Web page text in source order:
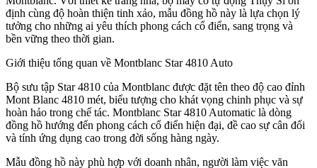
định cùng độ hoàn thiện tinh xảo, mẫu đồng hồ này là lựa chọn lý
tưởng cho những ai yêu thích phong cách cổ điển, sang trọng và
bền vững theo thời gian.
Giới thiệu tổng quan về Montblanc Star 4810 Auto
Bộ sưu tập Star 4810 của Montblanc được đặt tên theo độ cao đỉnh
Mont Blanc 4810 mét, biểu tượng cho khát vọng chinh phục và sự
hoàn hảo trong chế tác. Montblanc Star 4810 Automatic là dòng
đồng hồ hướng đến phong cách cổ điển hiện đại, đề cao sự cân đối
và tính ứng dụng cao trong đời sống hàng ngày.
Mẫu đồng hồ này phù hợp với doanh nhân, người làm việc văn